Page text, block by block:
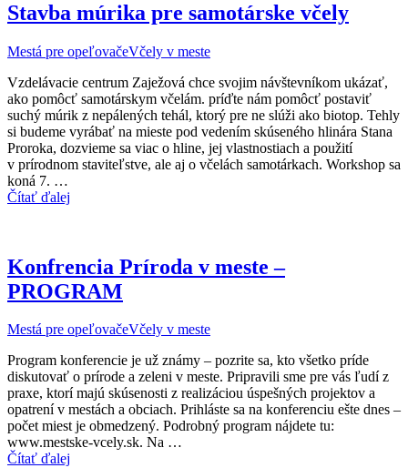
Stavba múrika pre samotárske včely
Mestá pre opeľovačeVčely v meste
Vzdelávacie centrum Zaježová chce svojim návštevníkom ukázať,
ako pomôcť samotárskym včelám. príďte nám pomôcť postaviť
suchý múrik z nepálených tehál, ktorý pre ne slúži ako biotop. Tehly
si budeme vyrábať na mieste pod vedením skúseného hlinára Stana
Proroka, dozvieme sa viac o hline, jej vlastnostiach a použití
v prírodnom staviteľstve, ale aj o včelách samotárkach. Workshop sa
koná 7. …
Čítať ďalej
Konfrencia Príroda v meste –
PROGRAM
Mestá pre opeľovačeVčely v meste
Program konferencie je už známy – pozrite sa, kto všetko príde
diskutovať o prírode a zeleni v meste. Pripravili sme pre vás ľudí z
praxe, ktorí majú skúsenosti z realizáciou úspešných projektov a
opatrení v mestách a obciach. Prihláste sa na konferenciu ešte dnes –
počet miest je obmedzený. Podrobný program nájdete tu:
www.mestske-vcely.sk. Na …
Čítať ďalej